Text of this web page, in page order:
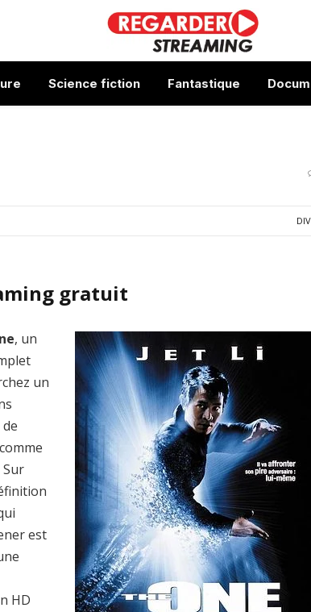
Science fiction Fantastique
gratuit
, un
un
est
HD